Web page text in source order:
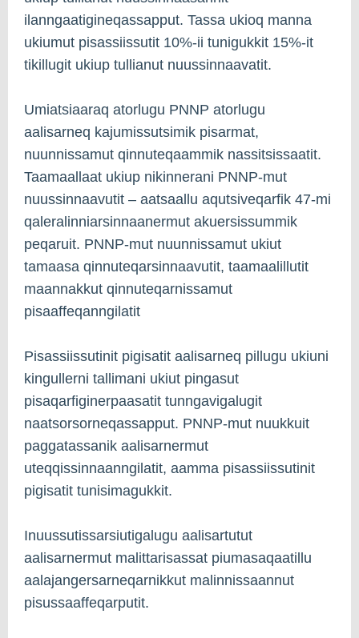
ilanngaatigineqassapput. Tassa ukioq manna
ukiumut pisassiissutit 10%-ii tunigukkit 15%-it
tikillugit ukiup tullianut nuussinnaavatit.
Umiatsiaaraq atorlugu PNNP atorlugu
aalisarneq kajumissutsimik pisarmat,
nuunnissamut qinnuteqaammik nassitsissaatit.
Taamaallaat ukiup nikinnerani PNNP-mut
nuussinnaavutit – aatsaallu aqutsiveqarfik 47-mi
qaleralinniarsinnaanermut akuersissummik
peqaruit. PNNP-mut nuunnissamut ukiut
tamaasa qinnuteqarsinnaavutit, taamaalillutit
maannakkut qinnuteqarnissamut
pisaaffeqanngilatit
Pisassiissutinit pigisatit aalisarneq pillugu ukiuni
kingullerni tallimani ukiut pingasut
pisaqarfiginerpaasatit tunngavigalugit
naatsorsorneqassapput. PNNP-mut nuukkuit
paggatassanik aalisarnermut
uteqqissinnaanngilatit, aamma pisassiissutinit
pigisatit tunisimagukkit.
Inuussutissarsiutigalugu aalisartutut
aalisarnermut malittarisassat piumasaqaatillu
aalajangersarneqarnikkut malinnissaannut
pisussaaffeqarputit.